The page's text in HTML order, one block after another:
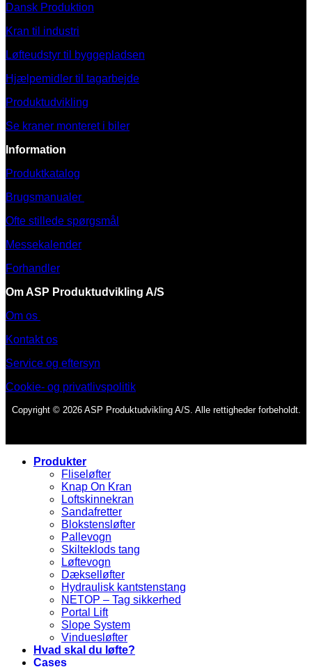
Dansk Produktion
Kran til industri
Løfteudstyr til byggepladsen
Hjælpemidler til tagarbejde
Produktudvikling
Se kraner monteret i biler
Information
Produktkatalog
Brugsmanualer
Ofte stillede spørgsmål
Messekalender
Forhandler
Om ASP Produktudvikling A/S
Om os
Kontakt os
Service og eftersyn
Cookie- og privatlivspolitik
Copyright © 2026 ASP Produktudvikling A/S. Alle rettigheder forbeholdt.
Produkter
Fliseløfter
Knap On Kran
Loftskinnekran
Sandafretter
Blokstensløfter
Pallevogn
Skilteklods tang
Løftevogn
Dækselløfter
Hydraulisk kantstenstang
NETOP – Tag sikkerhed
Portal Lift
Slope System
Vinduesløfter
Hvad skal du løfte?
Cases